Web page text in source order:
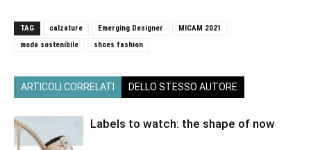
TAG calzature Emerging Designer
MICAM 2021
moda sostenibile
shoes fashion
ARTICOLI CORRELATI DELLO STESSO AUTORE
Labels to watch: the shape of now